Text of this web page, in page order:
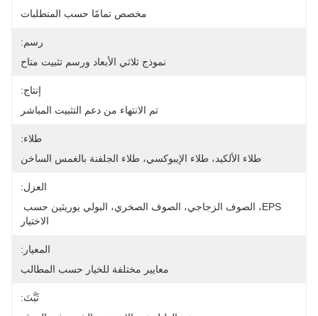
مخصص تمامًا حسب المتطلبات
رسم:
نموذج ثلاثي الأبعاد ورسم تثبيت متاح
إنتاج:
تم الانتهاء من دعم التثبيت المباشر
طلاء:
طلاء الألكيد، طلاء الإيبوكسي، طلاء الجلفنة بالغمس الساخن
العزل:
الاختيار
المعيار:
معايير مختلفة للخيار حسب المطالب
ثَبَّتَ: